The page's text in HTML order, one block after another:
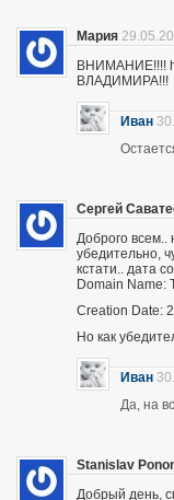
Мария
ВНИМАНИЕ!!!!
ВЛАДИМИРА!!!
Иван
Сергей
Доброго всем..
убедительно,
кстати.. дата
Domain Name:
Creation Date:
Но как
Иван
Да, на
Stanislav
Добрый день,